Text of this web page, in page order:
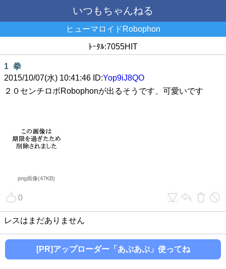
いつもちゃんねる
ヒューマロイドRobophon
ﾄｰﾀﾙ:7055HIT
1 拳
2015/10/07(水) 10:41:46 ID:Yop9iJ8QO
２０センチロボRobophonが出るそうです、可愛いです
png画像(47KB)
0
レスはまだありません
[PR]アップローダー「あぷあぷ」使ってね